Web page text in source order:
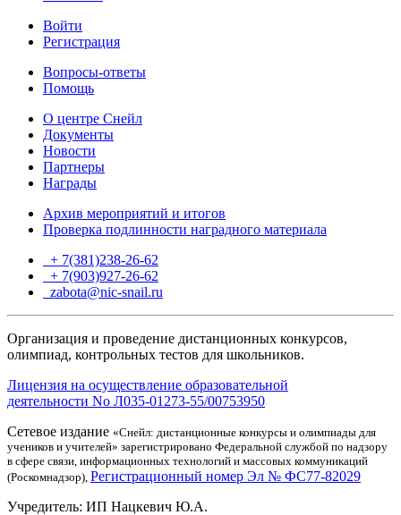
Войти
Регистрация
Вопросы-ответы
Помощь
О центре Снейл
Документы
Новости
Партнеры
Награды
Архив мероприятий и итогов
Проверка подлинности наградного материала
+ 7(381)238-26-62
+ 7(903)927-26-62
zabota@nic-snail.ru
Организация и проведение дистанционных конкурсов,
олимпиад, контрольных тестов для школьников.
Лицензия на осуществление образовательной
деятельности No Л035-01273-55/00753950
Сетевое издание «Снейл: дистанционные конкурсы и олимпиады для
учеников и учителей» зарегистрировано Федеральной службой по надзору
в сфере связи, информационных технологий и массовых коммуникаций
(Роскомнадзор), Регистрационный номер Эл № ФС77-82029
Учредитель: ИП Нацкевич Ю.А.